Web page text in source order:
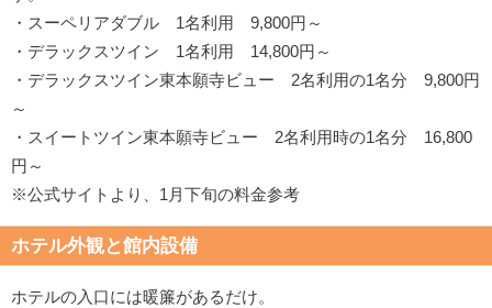
・スーペリアダブル 1名利用 9,800円～
・デラックスツイン 1名利用 14,800円～
・デラックスツイン東本願寺ビュー 2名利用の1名分 9,800円
～
・スイートツイン東本願寺ビュー 2名利用時の1名分 16,800
円～
※公式サイトより、1月下旬の料金参考
ホテル外観と館内設備
ホテルの入口には暖簾があるだけ。